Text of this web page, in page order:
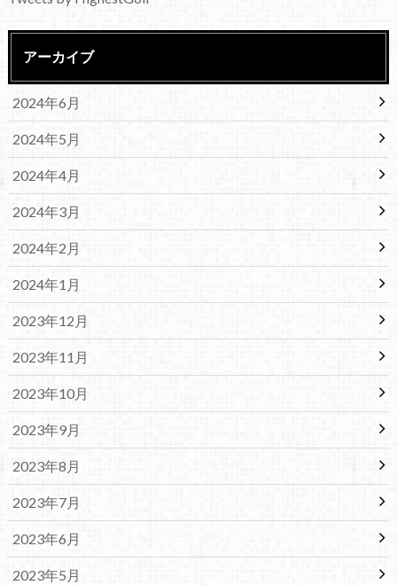
アーカイブ
2024年6月
2024年5月
2024年4月
2024年3月
2024年2月
2024年1月
2023年12月
2023年11月
2023年10月
2023年9月
2023年8月
2023年7月
2023年6月
2023年5月